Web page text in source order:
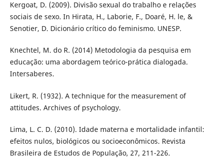
Kergoat, D. (2009). Divisão sexual do trabalho e relações
sociais de sexo. In Hirata, H., Laborie, F., Doaré, H. le, &
Senotier, D. Dicionário crítico do feminismo. UNESP.
Knechtel, M. do R. (2014) Metodologia da pesquisa em
educação: uma abordagem teórico-prática dialogada.
Intersaberes.
Likert, R. (1932). A technique for the measurement of
attitudes. Archives of psychology.
Lima, L. C. D. (2010). Idade materna e mortalidade infantil:
efeitos nulos, biológicos ou socioeconômicos. Revista
Brasileira de Estudos de População, 27, 211-226.